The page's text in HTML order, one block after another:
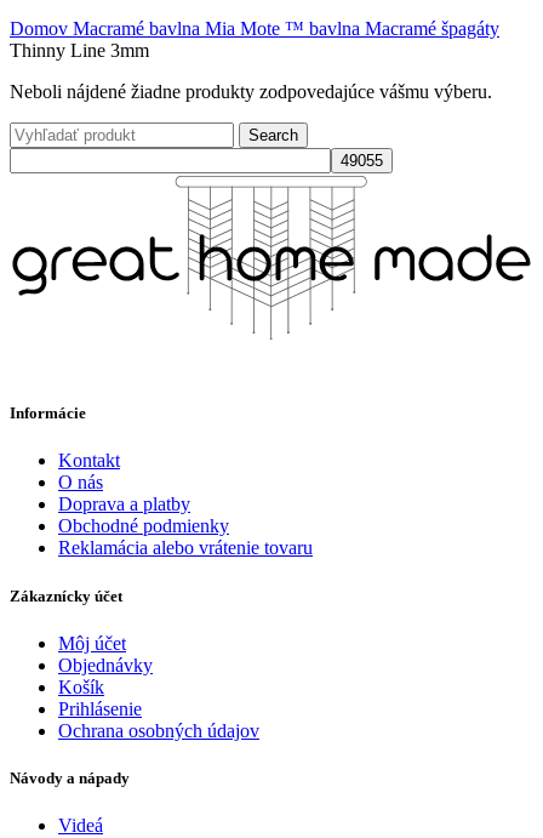
Domov Macramé bavlna Mia Mote ™ bavlna Macramé špagáty
Thinny Line 3mm
Neboli nájdené žiadne produkty zodpovedajúce vášmu výberu.
Search
Informácie
Kontakt
O nás
Doprava a platby
Obchodné podmienky
Reklamácia alebo vrátenie tovaru
Zákaznícky účet
Môj účet
Objednávky
Košík
Prihlásenie
Ochrana osobných údajov
Návody a nápady
Videá